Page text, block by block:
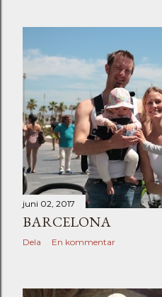
juni 02, 2017
BARCELONA
Dela En kommentar